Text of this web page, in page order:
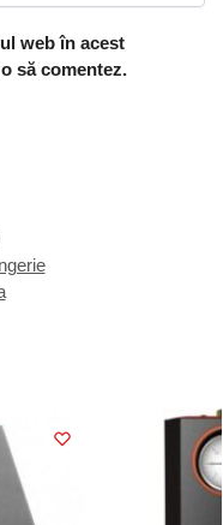
web în acest
să comentez.